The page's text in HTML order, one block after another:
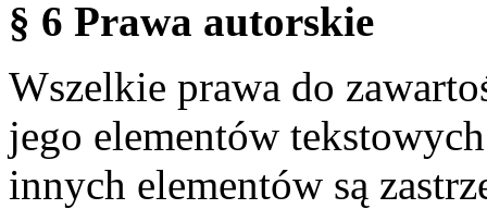
§ 6 Prawa autorskie
Wszelkie prawa do
jego elementów
innych elementów są